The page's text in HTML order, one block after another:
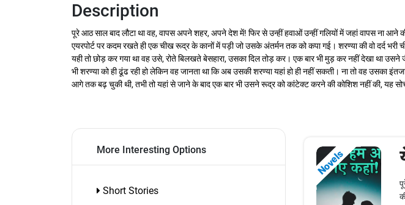
Description
पूरे आठ साल बाद लौटा था वह, वापस अपने शहर, अपने देश में! फिर से उन्हीं हवाओं उन्हीं गलियों में जहां वापस ना
एयरपोर्ट पर कदम रखते ही एक चीख रूद्र के कानों में पड़ी जो उसके अंतर्मन तक को कपा गई। शरण्या की वो दर्द
यही तो छोड़ कर गया था वह उसे, रोते बिलखते बेसहारा, उसका दिल तोड़ कर। एक बार भी मुड़ कर नहीं देखा था
भी शरण्या को ही ढूंढ रही हो लेकिन वह जानता था कि अब उसकी शरण्या यहां हो ही नहीं सकती। ना तो वह उसका
आगे तक बढ़ चुकी थी, तभी तो यहां से जाने के बाद एक बार भी उसने रूद्र को कांटेक्ट करने की कोशिश नहीं की, यह
More Interesting Options
Short Stories
Novels